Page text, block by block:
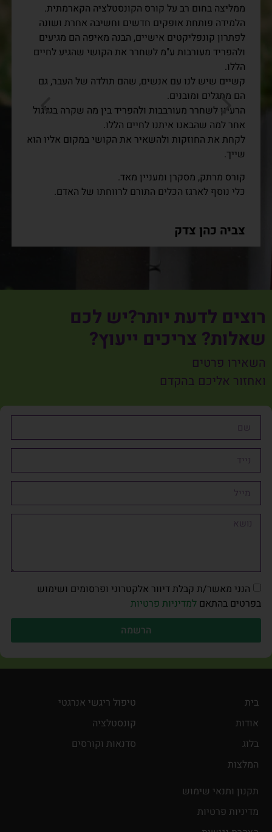
ממליצה בחום רב על קורס הקונסטלציה הקארמתית.
הלמידה פותחת אופקים חדשים וחשיבה אחרת ושונה
לפתרון קונפליקטים אישיים, הבנה מאיפה הם מגיעים
ולהפריד מעורבות ע"מ לשחרר את הקושי שהגיע לחיים
הללו.
קשיים שיש לנו עם אנשים, שהם תולדה של העבר, גם
הם מתגלים ומובנים.
הרעיון לשחרר מעורבבות ולהפריד בין מה שקרה בגלגול
אחר למה שהבאנו איתנו לחיים הללו.
לקחת את החוזקות ולהשאיר את הקושי במקום אליו הוא
שייך.
קורס מרתק, מסקרן ומעניין מאד.
כלי נוסף לארגז הכלים התורם לרווחתו של האדם.
צביה כהן צדק
רוצים לדעת יותר?יש לכם
שאלות? צריכים ייעוץ?
השאירו פרטים
ואחזור אליכם בהקדם
הנני מאשר/ת קבלת דיוור אלקטרוני ופרסומים ושימוש
בפרטים בהתאם למדיניות פרטיות
הרשמה
בית
אודות
בלוג
המלצות
טיפול ריגשי אנרגטי
קונסטלציה
סדנאות וקורסים
תקנון ותנאי שימוש
מדיניות פרטיות